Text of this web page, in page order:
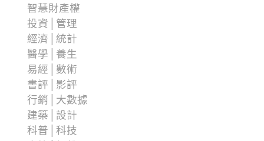
智慧財產權
投資│管理
經濟│統計
醫學│養生
易經│數術
書評│影評
行銷│大數據
建築│設計
科普│科技